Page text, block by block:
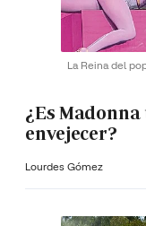
La Reina del
¿Es
envejecer?
Lourdes Gómez